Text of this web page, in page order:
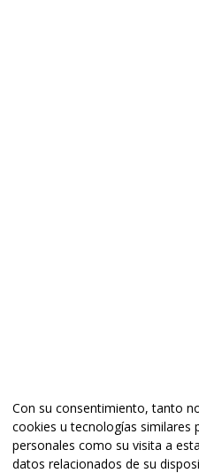
Con su consentimiento, tanto
cookies u tecnologías similares
personales como su visita a
datos relacionados de su